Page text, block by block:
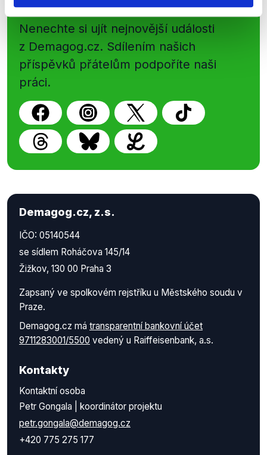
Nenechte si ujít nejnovější události
z Demagog.cz. Sdílením našich
příspěvků přátelům podpoříte naši
práci.
Demagog.cz, z.s.
IČO: 05140544
se sídlem Roháčova 145/14
Žižkov, 130 00 Praha 3
Zapsaný ve spolkovém rejstříku u Městského soudu v
Praze.
Demagog.cz má transparentní bankovní účet
9711283001/5500 vedený u Raiffeisenbank, a.s.
Kontakty
Kontaktní osoba
Petr Gongala | koordinátor projektu
petr.gongala@demagog.cz
+420 775 275 177